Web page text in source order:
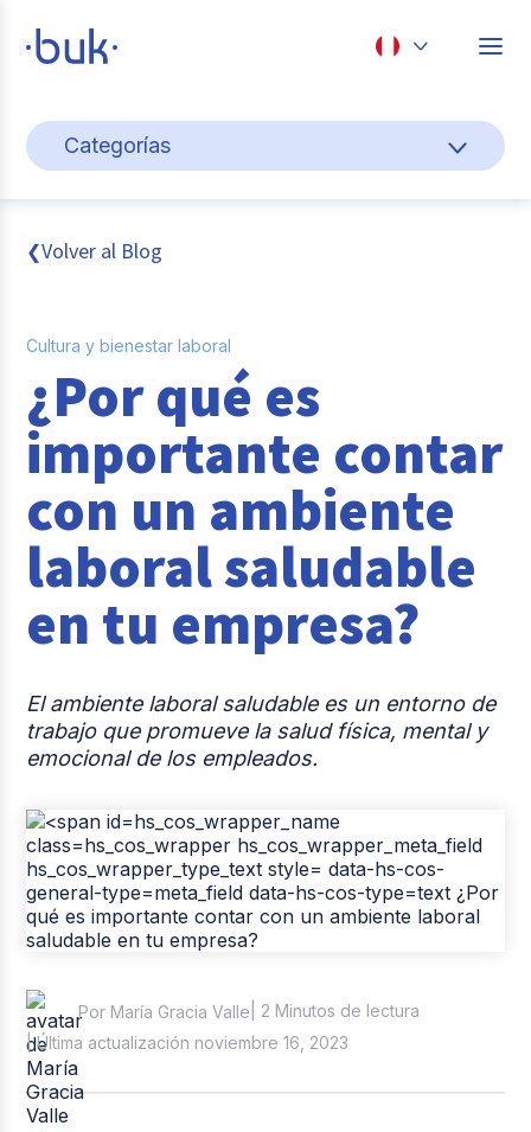
Perú
Categorías
Gestión de personas
Cultura y bienestar laboral
Sistema pagos y planillas
Entrevistas
Buk
Reclutamiento y selección de personal
Casos de éxito
Tendencias y Data
Pago de nómina
Reclutamiento y Selección
❮Volver al Blog
Cultura y bienestar laboral
¿Por qué es
importante contar
con un ambiente
laboral saludable
en tu empresa?
El ambiente laboral saludable es un entorno de
trabajo que promueve la salud física, mental y
emocional de los empleados.
Por María Gracia Valle | 2 Minutos de lectura
| Última actualización noviembre 16, 2023